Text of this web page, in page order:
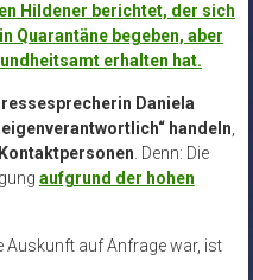
Hildener berichtet, der sich
Quarantäne begeben, aber
erhalten hat.
Daniela
handeln,
. Denn: Die
aufgrund der hohen
Auskunft auf Anfrage war, ist